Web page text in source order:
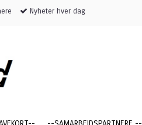
Nyheter hver dag